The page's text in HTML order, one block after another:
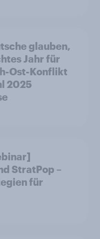
glauben,
Jahr für
Ost-Konflikt
2025
StratPop –
für